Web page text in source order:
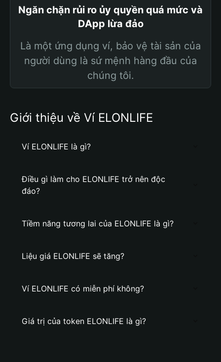
Ngăn chặn rủi ro ủy quyền quá mức và
DApp lừa đảo
Là một ứng dụng ví, bảo vệ tài sản của
người dùng là sứ mệnh hàng đầu của
chúng tôi.
Giới thiệu về Ví ELONLIFE
Ví ELONLIFE là gì?
Điều gì làm cho ELONLIFE trở nên độc
đáo?
Tiềm năng tương lai của ELONLIFE là gì?
Liệu giá ELONLIFE sẽ tăng?
Ví ELONLIFE có miễn phí không?
Giá trị của token ELONLIFE là gì?